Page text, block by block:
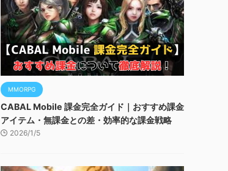
MMORPG
CABAL Mobile 課金完全ガイド｜おすすめ課金
アイテム・無課金との差・効率的な課金戦略
2026/1/5